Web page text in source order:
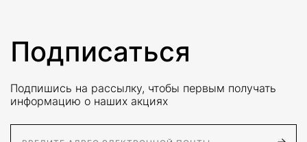
Подписаться
Подпишись на рассылку, чтобы первым получать
информацию о наших акциях